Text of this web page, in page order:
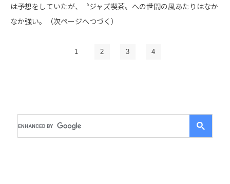
は予想をしていたが、〝ジャズ喫茶〟への世間の風あたりはなか
なか強い。（次ページへつづく）
1 2 3 4